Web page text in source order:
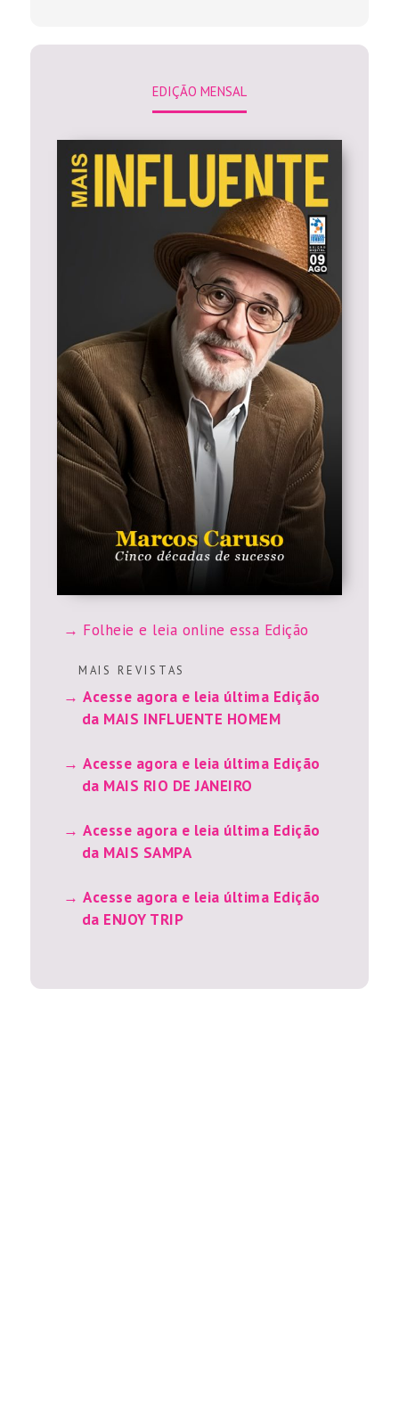
EDIÇÃO MENSAL
Folheie e leia online essa Edição
M A I S R E V I S T A S
Acesse agora e leia última Edição
da MAIS INFLUENTE HOMEM
Acesse agora e leia última Edição
da MAIS RIO DE JANEIRO
Acesse agora e leia última Edição
da MAIS SAMPA
Acesse agora e leia última Edição
da ENJOY TRIP